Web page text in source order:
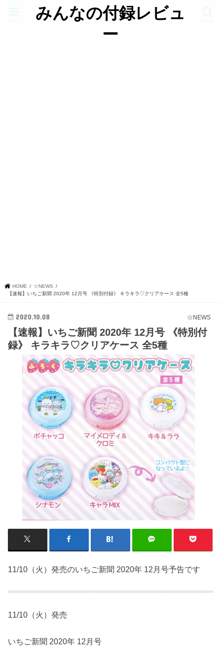
みんなの付録レビュ
ー
HOME
☆NEWS
【速報】いちご新聞 2020年 12月号 《特別付録》 キラキラ♡クリアケース 全5種
☆NEWS
2020.10.08
【速報】いちご新聞 2020年 12月号 《特別付
録》 キラキラ♡クリアケース 全5種
11/10（火）発売のいちご新聞 2020年 12月号予告です
11/10（火）発売
いちご新聞 2020年 12月号